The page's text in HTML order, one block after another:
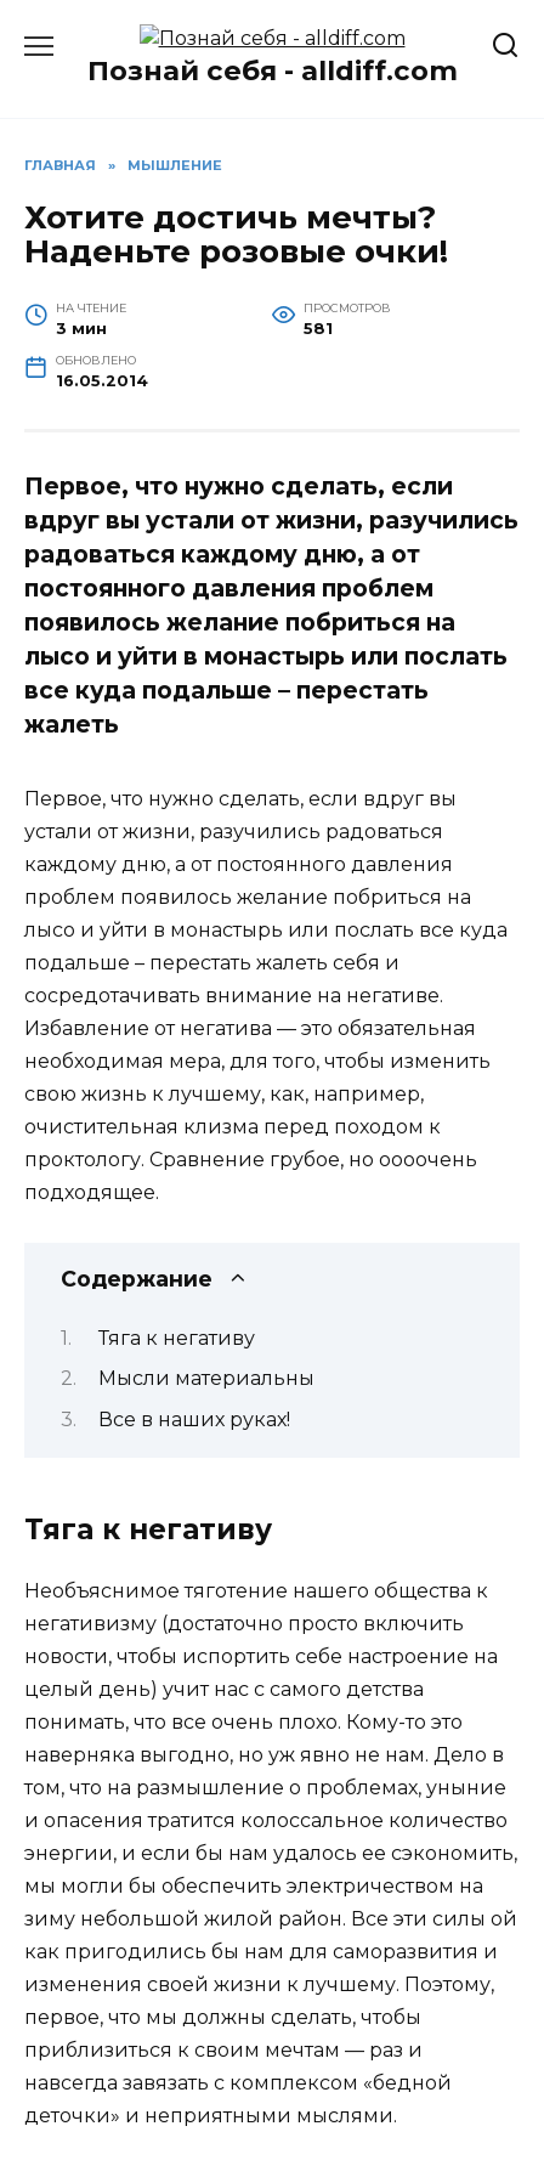
содержаниюПознай себя - alldiff.com
ГЛАВНАЯ » МЫШЛЕНИЕ
Хотите достичь мечты?
Наденьте розовые очки!
НА ЧТЕНИЕ
3 мин
ПРОСМОТРОВ
581
ОБНОВЛЕНО
16.05.2014
Первое, что нужно сделать, если
вдруг вы устали от жизни, разучились
радоваться каждому дню, а от
постоянного давления проблем
появилось желание побриться на
лысо и уйти в монастырь или послать
все куда подальше – перестать
жалеть
Первое, что нужно сделать, если вдруг вы
устали от жизни, разучились радоваться
каждому дню, а от постоянного давления
проблем появилось желание побриться на
лысо и уйти в монастырь или послать все куда
подальше – перестать жалеть себя и
сосредотачивать внимание на негативе.
Избавление от негатива — это обязательная
необходимая мера, для того, чтобы изменить
свою жизнь к лучшему, как, например,
очистительная клизма перед походом к
проктологу. Сравнение грубое, но оооочень
подходящее.
Содержание
Тяга к негативу
Мысли материальны
Все в наших руках!
Тяга к негативу
Необъяснимое тяготение нашего общества к
негативизму (достаточно просто включить
новости, чтобы испортить себе настроение на
целый день) учит нас с самого детства
понимать, что все очень плохо. Кому-то это
наверняка выгодно, но уж явно не нам. Дело в
том, что на размышление о проблемах, уныние
и опасения тратится колоссальное количество
энергии, и если бы нам удалось ее сэкономить,
мы могли бы обеспечить электричеством на
зиму небольшой жилой район. Все эти силы ой
как пригодились бы нам для саморазвития и
изменения своей жизни к лучшему. Поэтому,
первое, что мы должны сделать, чтобы
приблизиться к своим мечтам — раз и
навсегда завязать с комплексом «бедной
деточки» и неприятными мыслями.